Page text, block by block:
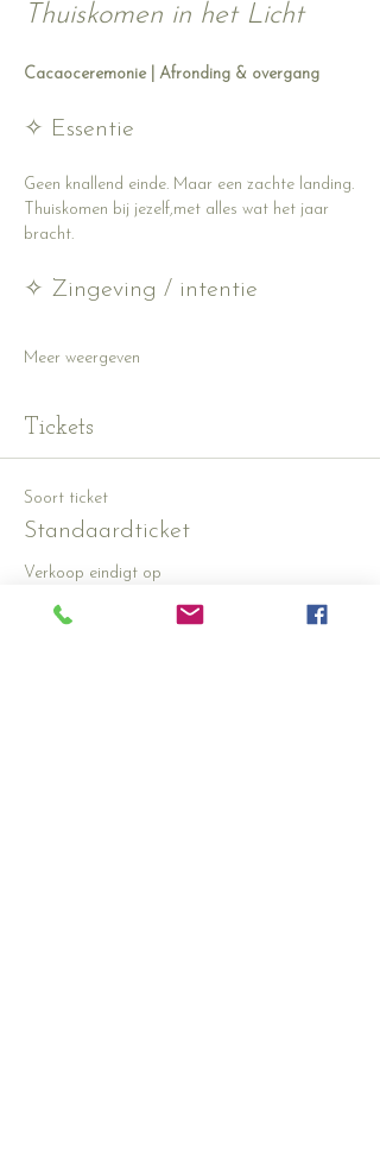
Thuiskomen in het Licht
Cacaoceremonie | Afronding & overgang
✧ Essentie
Geen knallend einde. Maar een zachte landing.
Thuiskomen bij jezelf,met alles wat het jaar
bracht.
✧ Zingeving / intentie
Meer weergeven
Tickets
Soort ticket
Standaardticket
Verkoop eindigt op